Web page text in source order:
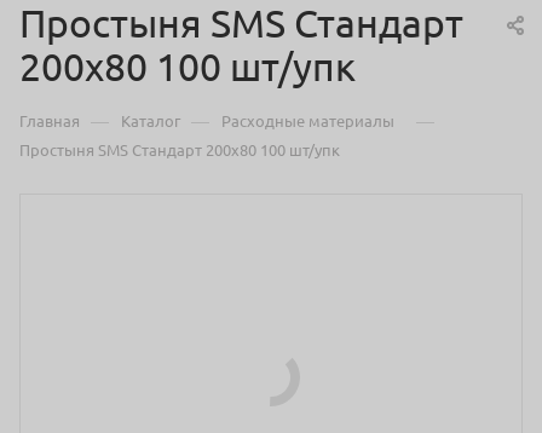
Простыня SMS Стандарт
200х80 100 шт/упк
Главная — Каталог — Расходные материалы —
Простыня SMS Стандарт 200х80 100 шт/упк